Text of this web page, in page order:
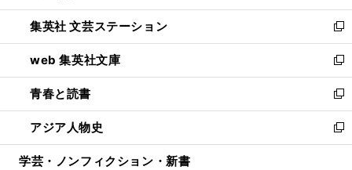
開
く
ウ
ィ
ン
ド
ウ
で
開
く
し
い
ウ
ィ
ン
ド
ウ
で
開
集英社 文芸ステーション
新
し
い
ウ
ィ
ン
ド
ウ
web 集英社文庫
新
し
い
ウ
ィ
ン
青春と読書
新
し
い
ウ
アジア人物史
新
し
学芸・ノンフィクション・新書